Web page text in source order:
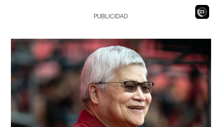
21
PUBLICIDAD